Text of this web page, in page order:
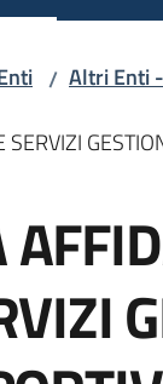
/ Altri Enti